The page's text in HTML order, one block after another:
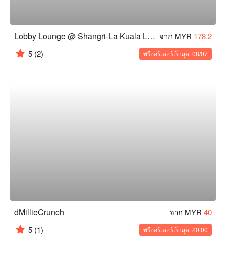
Lobby Lounge @ Shangri-La Kuala Lumpur จาก MYR 178.2
5 (2) พรีออร์เดอร์เร็วสุด: 08/07
dMillieCrunch จาก MYR 40
5 (1) พรีออร์เดอร์เร็วสุด: 20:00